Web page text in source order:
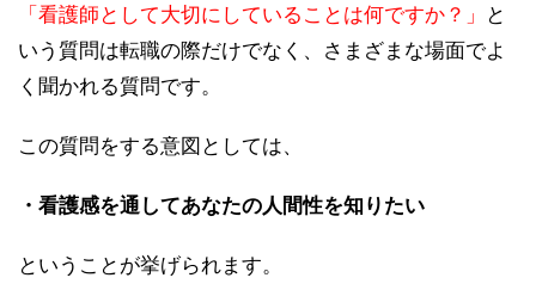
「看護師として大切にしていることは何ですか？」
と
いう質問は転職の際だけでなく、さまざまな場面でよ
く聞かれる質問です。
この質問をする意図としては、
・看護感を通してあなたの人間性を知りたい
ということが挙げられます。